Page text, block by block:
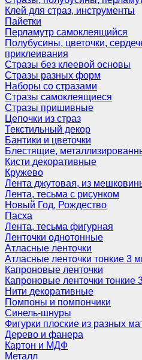
Клей для страз, инструменты
Пайетки
Перламутр самоклеящийся
Полубусины, цветочки,
приклеивания
Стразы без клеевой основы
Стразы разных форм
Наборы со стразами
Стразы самоклеящиеся
Стразы пришивные
Цепочки из страз
Текстильный декор
Бантики и цветочки
Блестящие,
Кисти декоративные
Кружево
Лента джутовая, из
Лента, тесьма с рисунком
Новый Год, Рождество
Пасха
Лента, тесьма фигурная
Ленточки однотонные
Атласные ленточки
Атласные ленточки тонкие 3
Капроновые ленточки
Капроновые ленточки тонкие
Нити декоративные
Помпоны и помпончики
Синель-шнуры
Фигурки плоские из разных
Дерево и фанера
Картон и МДФ
Металл